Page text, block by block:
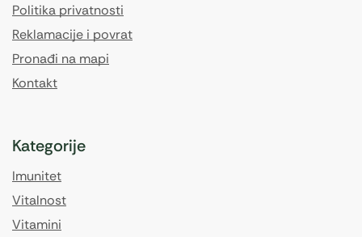
Politika privatnosti
Reklamacije i povrat
Pronađi na mapi
Kontakt
Kategorije
Imunitet
Vitalnost
Vitamini